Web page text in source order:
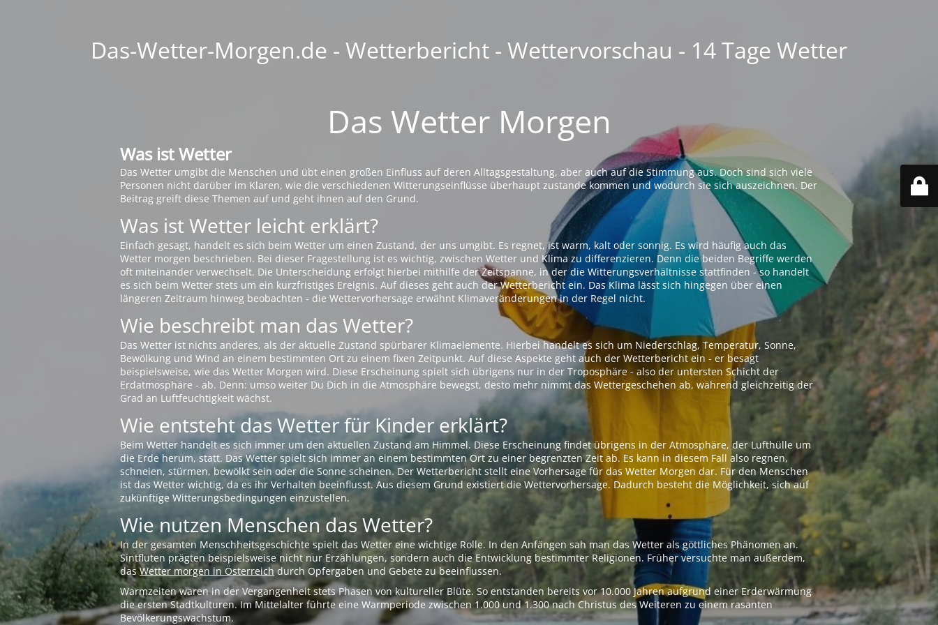
Das-Wetter-Morgen.de - Wetterbericht - Wettervorschau - 14 Tage Wetter
Das Wetter Morgen
Was ist Wetter
Das Wetter umgibt die Menschen und übt einen großen Einfluss auf deren Alltagsgestaltung, aber auch auf die Stimmung aus. Doch sind sich viele
Personen nicht darüber im Klaren, wie die verschiedenen Witterungseinflüsse überhaupt zustande kommen und wodurch sie sich auszeichnen. Der
Beitrag greift diese Themen auf und geht ihnen auf den Grund.
Was ist Wetter leicht erklärt?
Einfach gesagt, handelt es sich beim Wetter um einen Zustand, der uns umgibt. Es regnet, ist warm, kalt oder sonnig. Es wird häufig auch das
Wetter morgen beschrieben. Bei dieser Fragestellung ist es wichtig, zwischen Wetter und Klima zu differenzieren. Denn die beiden Begriffe werden
oft miteinander verwechselt. Die Unterscheidung erfolgt hierbei mithilfe der Zeitspanne, in der die Witterungsverhältnisse stattfinden - so handelt
es sich beim Wetter stets um ein kurzfristiges Ereignis. Auf dieses geht auch der Wetterbericht ein. Das Klima lässt sich hingegen über einen
längeren Zeitraum hinweg beobachten - die Wettervorhersage erwähnt Klimaveränderungen in der Regel nicht.
Wie beschreibt man das Wetter?
Das Wetter ist nichts anderes, als der aktuelle Zustand spürbarer Klimaelemente. Hierbei handelt es sich um Niederschlag, Temperatur, Sonne,
Bewölkung und Wind an einem bestimmten Ort zu einem fixen Zeitpunkt. Auf diese Aspekte geht auch der Wetterbericht ein - er besagt
beispielsweise, wie das Wetter Morgen wird. Diese Erscheinung spielt sich übrigens nur in der Troposphäre - also der untersten Schicht der
Erdatmosphäre - ab. Denn: umso weiter Du Dich in die Atmosphäre bewegst, desto mehr nimmt das Wettergeschehen ab, während gleichzeitig der
Grad an Luftfeuchtigkeit wächst.
Wie entsteht das Wetter für Kinder erklärt?
Beim Wetter handelt es sich immer um den aktuellen Zustand am Himmel. Diese Erscheinung findet übrigens in der Atmosphäre, der Lufthülle um
die Erde herum, statt. Das Wetter spielt sich immer an einem bestimmten Ort zu einer begrenzten Zeit ab. Es kann in diesem Fall also regnen,
schneien, stürmen, bewölkt sein oder die Sonne scheinen. Der Wetterbericht stellt eine Vorhersage für das Wetter Morgen dar. Für den Menschen
ist das Wetter wichtig, da es ihr Verhalten beeinflusst. Aus diesem Grund existiert die Wettervorhersage. Dadurch besteht die Möglichkeit, sich auf
zukünftige Witterungsbedingungen einzustellen.
Wie nutzen Menschen das Wetter?
In der gesamten Menschheitsgeschichte spielt das Wetter eine wichtige Rolle. In den Anfängen sah man das Wetter als göttliches Phänomen an.
Sintfluten prägten beispielsweise nicht nur Erzählungen, sondern auch die Entwicklung bestimmter Religionen. Früher versuchte man außerdem,
dasWetter morgen in Österreichdurch Opfergaben und Gebete zu beeinflussen.
Warmzeiten waren in der Vergangenheit stets Phasen von kultureller Blüte. So entstanden bereits vor 10.000 Jahren aufgrund einer Erderwärmung
die ersten Stadtkulturen. Im Mittelalter führte eine Warmperiode zwischen 1.000 und 1.300 nach Christus des Weiteren zu einem rasanten
Bevölkerungswachstum.